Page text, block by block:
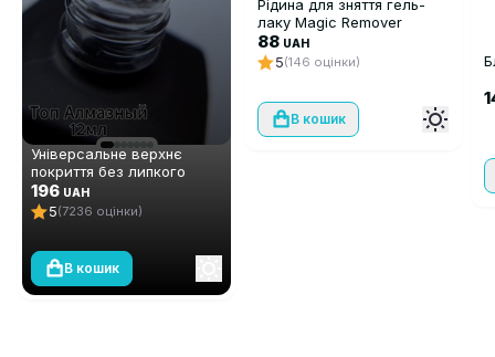
Універсальне верхнє
покриття без липкого
шару Global Fashion TOP-
Алмазний (топ/фініш), 12
мл
196 UAH
5(7236 оцінки)
В кошик
Рідина для зняття гель-
лаку Magic Remover
Global Fashion, 15 ml
88 UAH
5(146 оцінки)
В кошик